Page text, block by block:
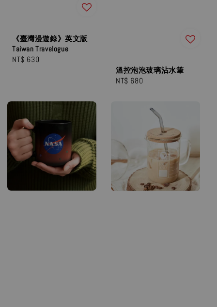
《臺灣漫遊錄》英文版
Taiwan Travelogue
Regular
NT$ 630
溫控泡泡玻璃沾水筆
Regular
NT$ 680